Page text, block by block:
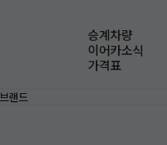
승계차량
이어카소식
가격표
브랜드